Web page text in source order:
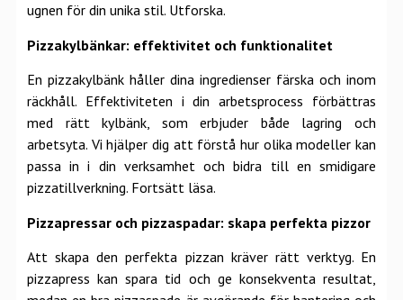
ugnen för din unika stil. Utforska.
Pizzakylbänkar: effektivitet och funktionalitet
En pizzakylbänk håller dina ingredienser färska och inom
räckhåll. Effektiviteten i din arbetsprocess förbättras
med rätt kylbänk, som erbjuder både lagring och
arbetsyta. Vi hjälper dig att förstå hur olika modeller kan
passa in i din verksamhet och bidra till en smidigare
pizzatillverkning. Fortsätt läsa.
Pizzapressar och pizzaspadar: skapa perfekta pizzor
Att skapa den perfekta pizzan kräver rätt verktyg. En
pizzapress kan spara tid och ge konsekventa resultat,